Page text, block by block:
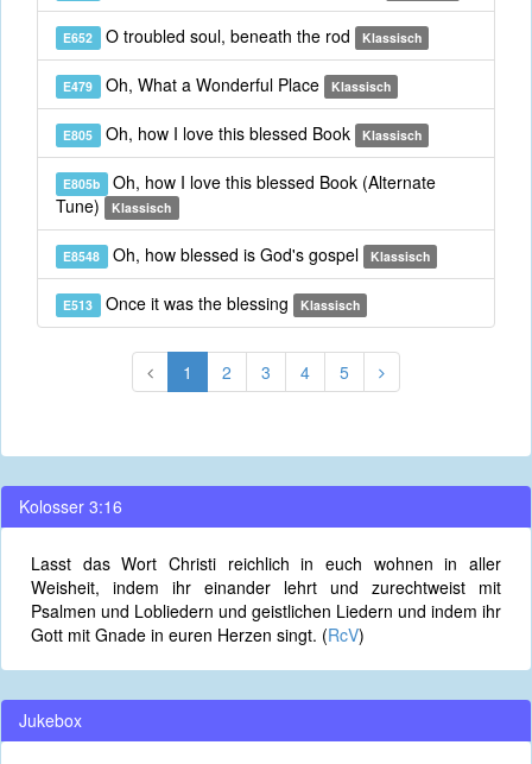
E652 O troubled soul, beneath the rod Klassisch
E479 Oh, What a Wonderful Place Klassisch
E805 Oh, how I love this blessed Book Klassisch
E805b Oh, how I love this blessed Book (Alternate
Tune)
Klassisch
E8548 Oh, how blessed is God's gospel Klassisch
E513 Once it was the blessing Klassisch
1 2 3 4 5
Kolosser 3:16
Lasst das Wort Christi reichlich in euch wohnen in aller
Weisheit, indem ihr einander lehrt und zurechtweist mit
Psalmen und Lobliedern und geistlichen Liedern und indem ihr
Gott mit Gnade in euren Herzen singt. (RcV)
Jukebox